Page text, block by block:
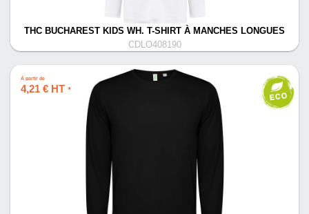
THC BUCHAREST KIDS WH. T-SHIRT À MANCHES LONGUES
CDLO408190
À partir de
4,21 € HT *